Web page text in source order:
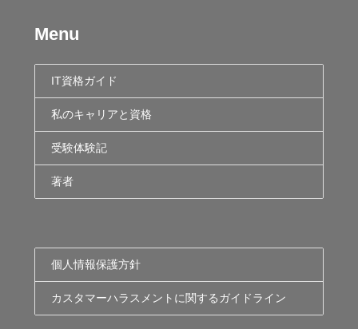
Menu
IT資格ガイド
私のキャリアと資格
受験体験記
著者
個人情報保護方針
カスタマーハラスメントに関するガイドライン